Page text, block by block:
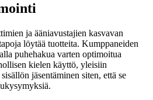
ja ääniavustajien kasvavan
löytää tuotteita. Kumppaneiden
puhehakua varten optimoitua
kielen käyttö, yleisiin
jäsentäminen siten, että se